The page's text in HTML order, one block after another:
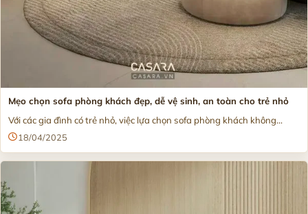
Mẹo chọn sofa phòng khách đẹp, dễ vệ sinh, an toàn cho trẻ nhỏ
Với các gia đình có trẻ nhỏ, việc lựa chọn sofa phòng khách không...
18/04/2025